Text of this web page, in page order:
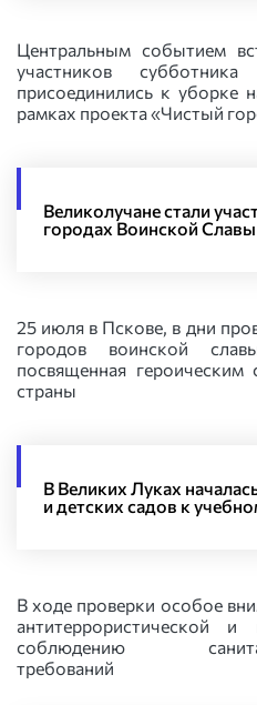
Центральным событием
участников
присоединились к уборке
рамках проекта «Чистый
Великолучане стали
городах Воинской Славы
25 июля в Пскове, в дни
городов воинской
посвященная героическим
страны
В Великих Луках
и детских садов к
В ходе проверки особое
антитеррористической и
соблюдению
требований